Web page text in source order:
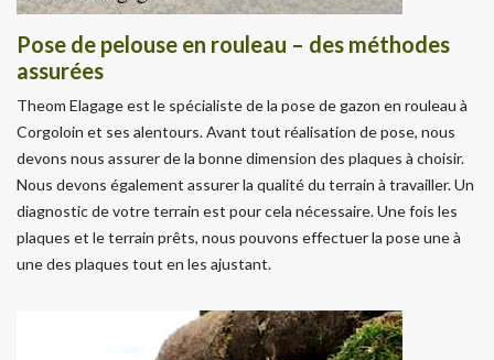
Pose de pelouse en rouleau – des méthodes
assurées
Theom Elagage est le spécialiste de la pose de gazon en rouleau à
Corgoloin et ses alentours. Avant tout réalisation de pose, nous
devons nous assurer de la bonne dimension des plaques à choisir.
Nous devons également assurer la qualité du terrain à travailler. Un
diagnostic de votre terrain est pour cela nécessaire. Une fois les
plaques et le terrain prêts, nous pouvons effectuer la pose une à
une des plaques tout en les ajustant.